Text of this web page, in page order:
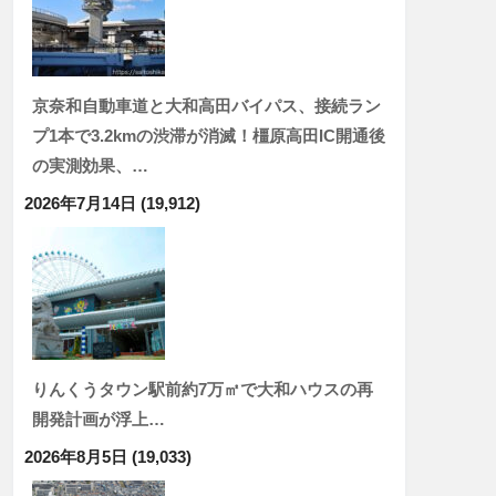
京奈和自動車道と大和高田バイパス、接続ラン
プ1本で3.2kmの渋滞が消滅！橿原高田IC開通後
の実測効果、…
2026年7月14日 (19,912)
りんくうタウン駅前約7万㎡で大和ハウスの再
開発計画が浮上…
2026年8月5日 (19,033)